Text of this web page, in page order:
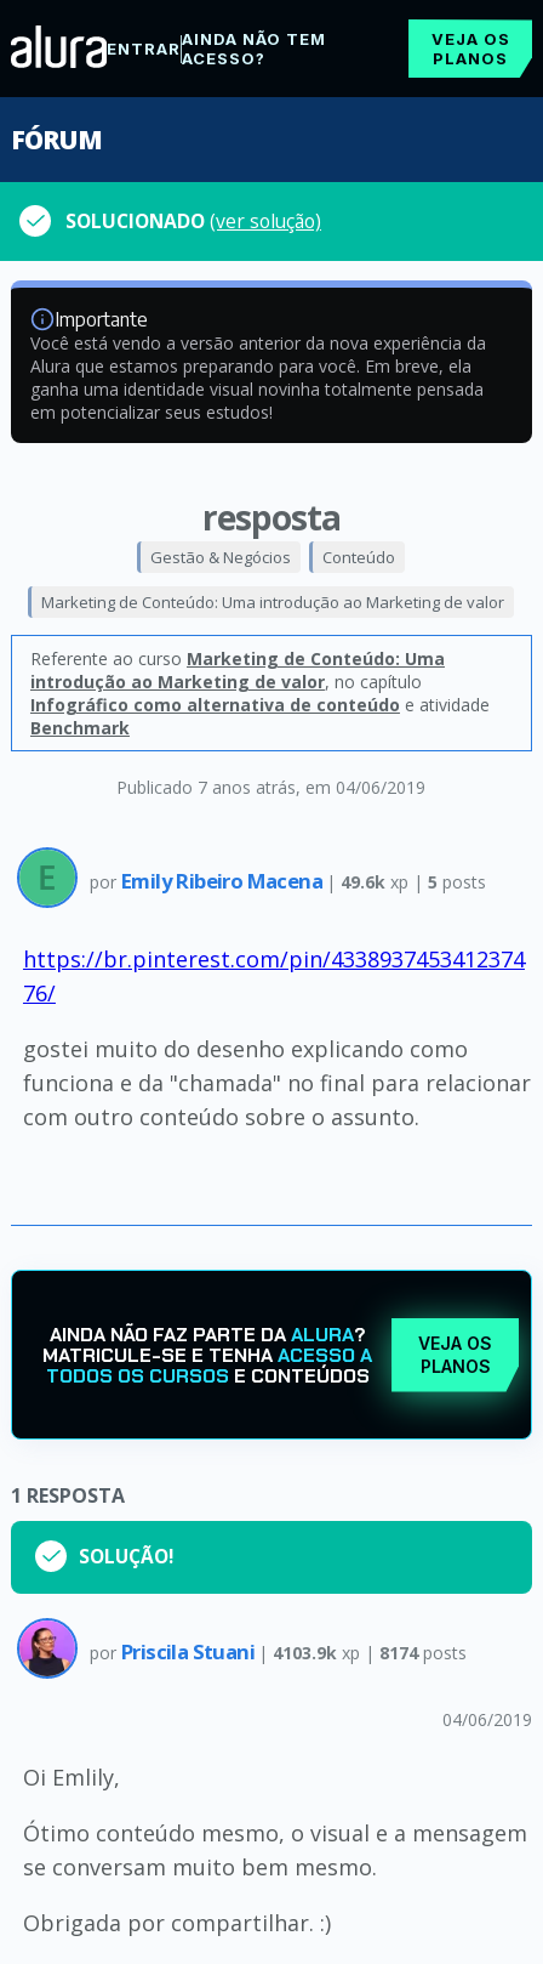
ENTRARAINDA NÃO TEM
ACESSO?
VEJA OS
PLANOS
FÓRUM
SOLUCIONADO(ver solução)
Importante
Você está vendo a versão anterior da nova experiência da
Alura que estamos preparando para você. Em breve, ela
ganha uma identidade visual novinha totalmente pensada
em potencializar seus estudos!
resposta
Publicado 7 anos atrás, em 04/06/2019
Gestão & Negócios Conteúdo
Marketing de Conteúdo: Uma introdução ao Marketing de valor
Referente ao curso Marketing de Conteúdo: Uma
introdução ao Marketing de valor, no capítulo
Infográfico como alternativa de conteúdo e atividade
Benchmark
por Emily Ribeiro Macena | 49.6k xp |5 posts
https://br.pinterest.com/pin/4338937453412374
76/
gostei muito do desenho explicando como
funciona e da "chamada" no final para relacionar
com outro conteúdo sobre o assunto.
AINDA NÃO FAZ PARTE DAALURA?
MATRICULE-SE E TENHAACESSO A
TODOS OS CURSOS E CONTEÚDOS
VEJA OS
PLANOS
1 RESPOSTA
SOLUÇÃO!
por Priscila Stuani | 4103.9k xp | 8174posts
04/06/2019
Oi Emlily,
Ótimo conteúdo mesmo, o visual e a mensagem
se conversam muito bem mesmo.
Obrigada por compartilhar. :)